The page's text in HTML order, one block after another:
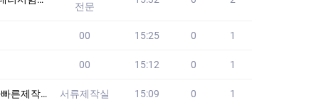
전문
00 15:25 0 1
00 15:12 0 1
제작합니다 -서 서류제작실 15:09 0 1